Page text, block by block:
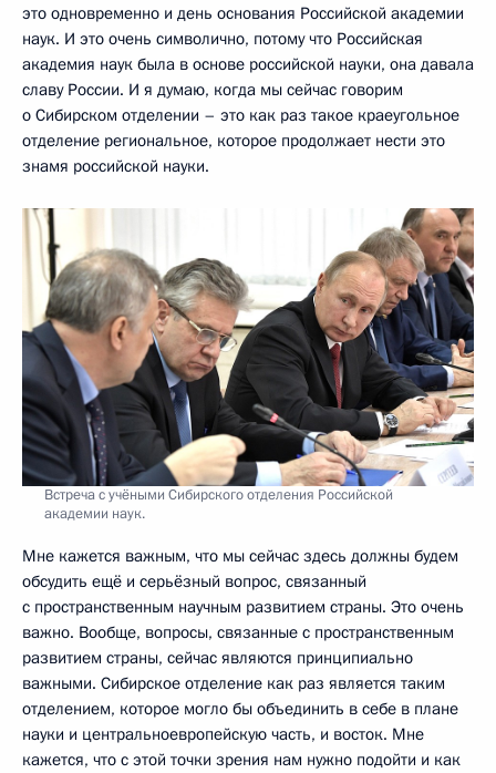
это одновременно и день основания Российской академии
наук. И это очень символично, потому что Российская
академия наук была в основе российской науки, она давала
славу России. И я думаю, когда мы сейчас говорим
о Сибирском отделении – это как раз такое краеугольное
отделение региональное, которое продолжает нести это
знамя российской науки.
Встреча с учёными Сибирского отделения Российской
академии наук.
Мне кажется важным, что мы сейчас здесь должны будем
обсудить ещё и серьёзный вопрос, связанный
с пространственным научным развитием страны. Это очень
важно. Вообще, вопросы, связанные с пространственным
развитием страны, сейчас являются принципиально
важными. Сибирское отделение как раз является таким
отделением, которое могло бы объединить в себе в плане
науки и центральноевропейскую часть, и восток. Мне
кажется, что с этой точки зрения нам нужно подойти и как